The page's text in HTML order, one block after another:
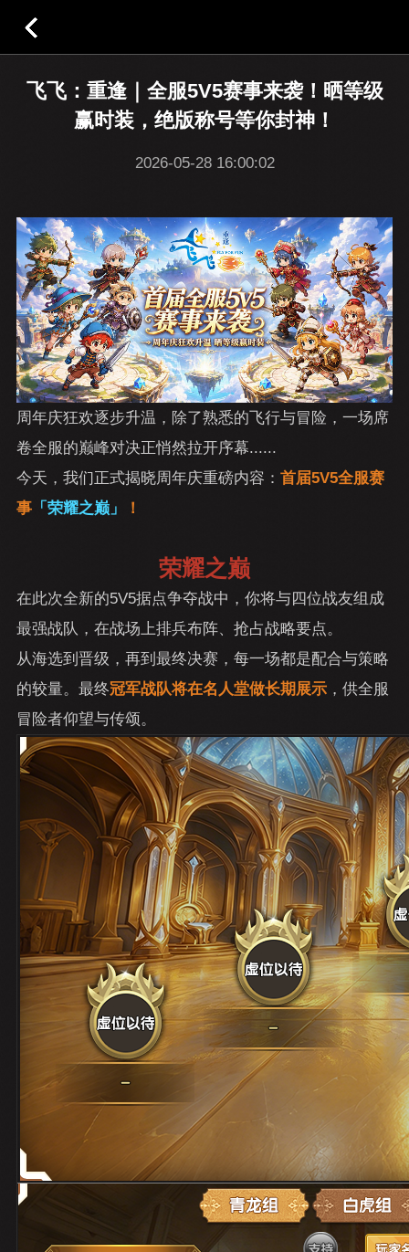
飞飞：重逢｜全服5V5赛事来袭！晒等级
赢时装，绝版称号等你封神！
2026-05-28 16:00:02
周年庆狂欢逐步升温，除了熟悉的飞行与冒险，一场席
卷全服的巅峰对决正悄然拉开序幕......
今天，我们正式揭晓周年庆重磅内容： 首届5V5全服赛
事「荣耀之巅」 ！
荣耀之巅
在此次全新的5V5据点争夺战中，你将与四位战友组成
最强战队，在战场上排兵布阵、抢占战略要点。
从海选到晋级，再到最终决赛，每一场都是配合与策略
的较量。最终冠军战队将在名人堂做长期展示，供全服
冒险者仰望与传颂。